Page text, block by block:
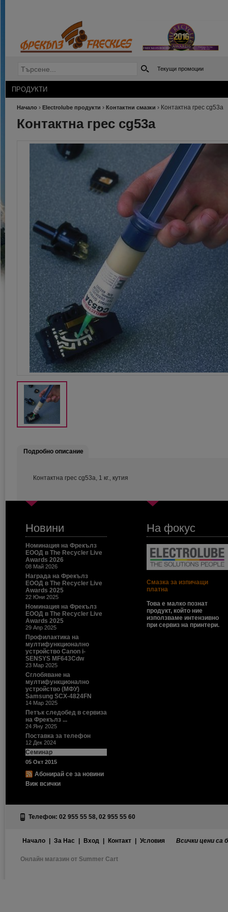
Текущи промоции
ПРОДУКТИ
Начало › Electrolube продукти › Контактни смазки › Контактна грес cg53a
Контактна грес cg53a
Подробно описание
Контактна грес cg53a, 1 кг., кутия
Новини
Номинация на Фрекълз
ЕООД в The Recycler Live
Awards 2026
08 Май 2026
Награда на Фрекълз
ЕООД в The Recycler Live
Awards 2025
22 Юни 2025
Номинация на Фрекълз
ЕООД в The Recycler Live
Awards 2025
29 Апр 2025
Профилактика на
мултифункционално
устройство Canon i-
SENSYS MF643Cdw
23 Мар 2025
Сглобяване на
мултифункционално
устройство (МФУ)
Samsung SCX-4824FN
14 Мар 2025
Петък следобед в сервиза
на Фрекълз ...
24 Яну 2025
Поставка за телефон
12 Дек 2024
Семинар
05 Окт 2015
Абонирай се за новини
Виж всички
На фокус
Смазка за изпичащи
платна
Това е малко познат
продукт, който ние
използваме интензивно
при сервиз на принтери.
Телефон: 02 955 55 58, 02 955 55 60
Начало За Нас Вход Контакт Условия Всички цени са
Онлайн магазин от Summer Cart